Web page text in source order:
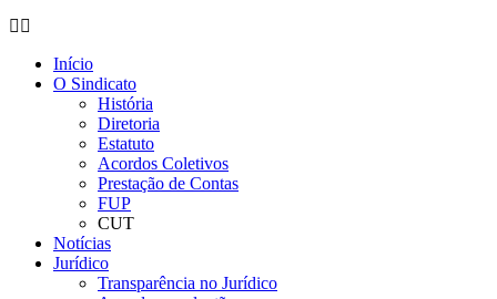
Início
O Sindicato
História
Diretoria
Estatuto
Acordos Coletivos
Prestação de Contas
FUP
CUT
Notícias
Jurídico
Transparência no Jurídico